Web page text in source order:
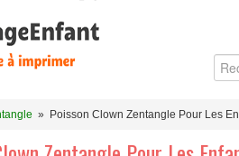
» Poisson Clown Zentangle Pour Les